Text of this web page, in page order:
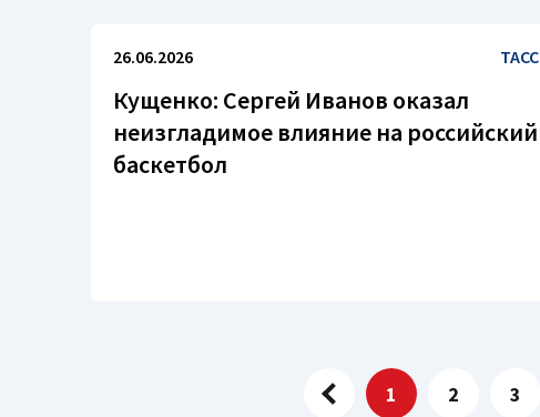
26.06.2026 ТАСС
Кущенко: Сергей Иванов оказал
неизгладимое влияние на российский
баскетбол
1 2 3